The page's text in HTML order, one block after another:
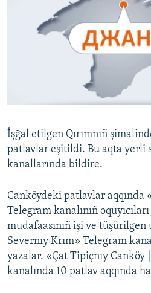
QOŞULIÑIZ!
RFE/RS bütün saytları
İşğal etilgen Qırımnıñ
patlavlar eşitildi. Bu aqta yerli
kanallarında bildire.
Canköydeki patlavlar aqqında
Telegram kanalınıñ
mudafaasınıñ işi ve tüşürilgen
Severnıy Krım» Telegram
yazalar. «Çat Tipiçnıy Canköy
kanalında 10 patlav aqqında